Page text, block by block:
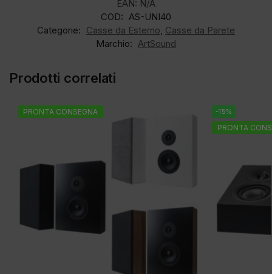
EAN: N/A
COD: AS-UNI40
Categorie: Casse da Esterno, Casse da Parete
Marchio: ArtSound
Prodotti correlati
PRONTA CONSEGNA -15%
PRONTA